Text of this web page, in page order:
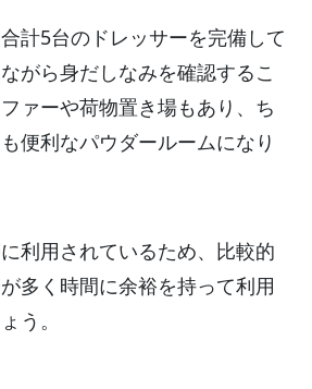
計5台のドレッサーを完備して
がら身だしなみを確認するこ
ァーや荷物置き場もあり、ち
便利なパウダールームになり
利用されているため、比較的
多く時間に余裕を持って利用
う。